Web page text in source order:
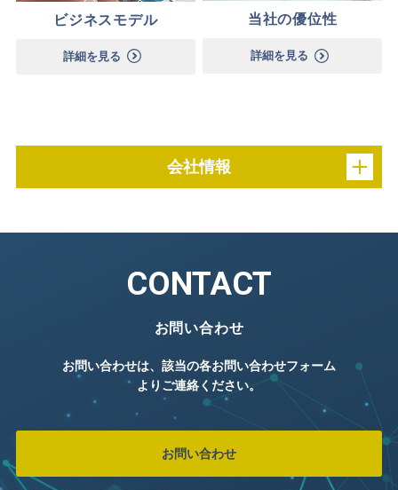
ビジネスモデル
詳細を見る
当社の優位性
詳細を見る
会社情報
CONTACT
お問い合わせ
お問い合わせは、該当の各お問い合わせフォーム
よりご連絡ください。
お問い合わせ